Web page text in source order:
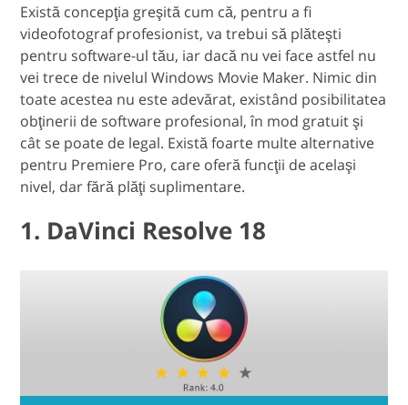
Există concepţia greşită cum că, pentru a fi
videofotograf profesionist, va trebui să plăteşti
pentru software-ul tău, iar dacă nu vei face astfel nu
vei trece de nivelul Windows Movie Maker. Nimic din
toate acestea nu este adevărat, existând posibilitatea
obţinerii de software profesional, în mod gratuit şi
cât se poate de legal. Există foarte multe alternative
pentru Premiere Pro, care oferă funcţii de acelaşi
nivel, dar fără plăţi suplimentare.
1. DaVinci Resolve 18